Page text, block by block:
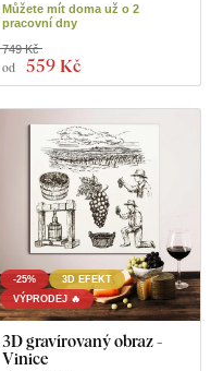
Můžete mít doma už o 2
pracovní dny
od 559 Kč
749 Kč
-25%
3D EFEKT
VÝPRODEJ 🔥
3D gravírovaný obraz -
Vinice